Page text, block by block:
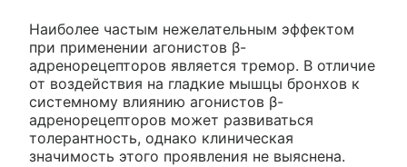
Наиболее частым нежелательным эффектом
при применении агонистов β-
адренорецепторов является тремор. В отличие
от воздействия на гладкие мышцы бронхов к
системному влиянию агонистов β-
адренорецепторов может развиваться
толерантность, однако клиническая
значимость этого проявления не выяснена.